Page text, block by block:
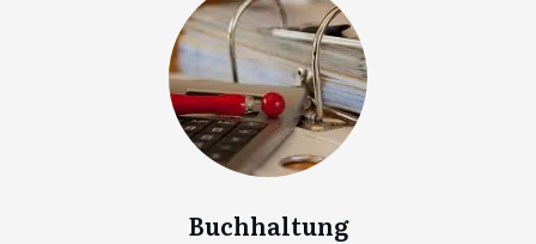
Buchhaltung